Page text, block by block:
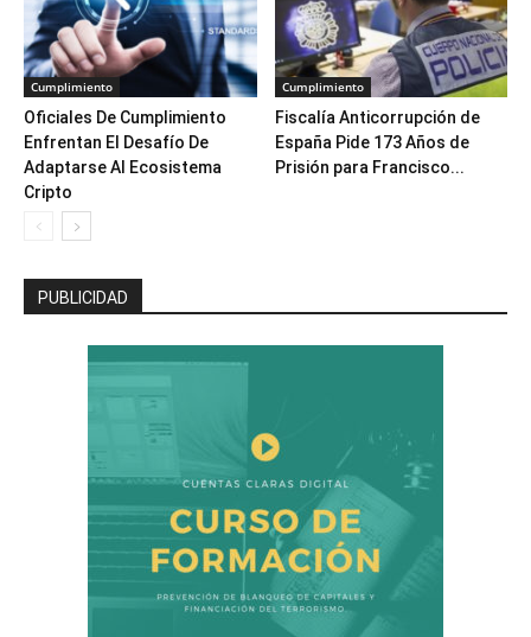
Cumplimiento
Oficiales De Cumplimiento
Enfrentan El Desafío De
Adaptarse Al Ecosistema
Cripto
Cumplimiento
Fiscalía Anticorrupción de
España Pide 173 Años de
Prisión para Francisco...
PUBLICIDAD